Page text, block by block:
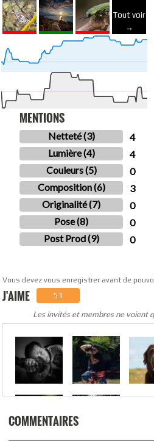
Tout voir
→
MENTIONS
Netteté (3)
4
Lumière (4)
4
Couleurs (5)
0
Composition (6)
3
Originalité (7)
0
Pose (8)
0
Post Prod (9)
0
Vous devez vous enregistrer avant de
J'AIME 51
Les invités et membres ne voient
COMMENTAIRES